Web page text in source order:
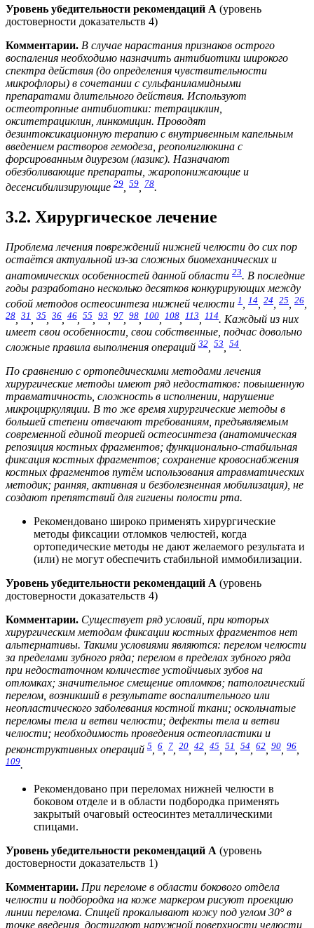
Уровень убедительности рекомендаций А (уровень
достоверности доказательств 4)
Комментарии. В случае нарастания признаков острого
воспаления необходимо назначить антибиотики широкого
спектра действия (до определения чувствительности
микрофлоры) в сочетании с сульфаниламидными
препаратами длительного действия. Используют
остеотропные антибиотики: тетрациклин,
окситетрациклин, линкомицин. Проводят
дезинтоксикационную терапию с внутривенным капельным
введением растворов гемодеза, реополиглюкина с
форсированным диурезом (лазикс). Назначают
обезболивающие препараты, жаропонижающие и
десенсибилизирующие 29 59 78.
3.2. Хирургическое лечение
Проблема лечения повреждений нижней челюсти до сих пор
остаётся актуальной из-за сложных биомеханических и
анатомических особенностей данной области 23. В последние
годы разработано несколько десятков конкурирующих между
собой методов остеосинтеза нижней челюсти 1 14 24 25 26
28 31 35 36 46 55 93 97 98 100 108 113 114. Каждый из них
имеет свои особенности, свои собственные, подчас довольно
сложные правила выполнения операций 32, 53, 54.
По сравнению с ортопедическими методами лечения
хирургические методы имеют ряд недостатков: повышенную
травматичность, сложность в исполнении, нарушение
микроциркуляции. В то же время хирургические методы в
большей степени отвечают требованиям, предъявляемым
современной единой теорией остеосинтеза (анатомическая
репозиция костных фрагментов; функционально-стабильная
фиксация костных фрагментов; сохранение кровоснабжения
костных фрагментов путём использования атравматических
методик; ранняя, активная и безболезненная мобилизация), не
создают препятствий для гигиены полости рта.
Рекомендовано широко применять хирургические
методы фиксации отломков челюстей, когда
ортопедические методы не дают желаемого результата и
(или) не могут обеспечить стабильной иммобилизации.
Уровень убедительности рекомендаций А (уровень
достоверности доказательств 4)
Комментарии. Существует ряд условий, при которых
хирургическим методам фиксации костных фрагментов нет
альтернативы. Такими условиями являются: перелом челюсти
за пределами зубного ряда; перелом в пределах зубного ряда
при недостаточном количестве устойчивых зубов на
отломках; значительное смещение отломков; патологический
перелом, возникший в результате воспалительного или
неопластического заболевания костной ткани; оскольчатые
переломы тела и ветви челюсти; дефекты тела и ветви
челюсти; необходимость проведения остеопластики и
реконструктивных операций 5 6 7 20 42 45 51 54 62 90 96
109.
Рекомендовано при переломах нижней челюсти в
боковом отделе и в области подбородка применять
закрытый очаговый остеосинтез металлическими
спицами.
Уровень убедительности рекомендаций А (уровень
достоверности доказательств 1)
Комментарии. При переломе в области бокового отдела
челюсти и подбородка на коже маркером рисуют проекцию
линии перелома. Спицей прокалывают кожу под углом 30° в
точке введения, достигают наружной поверхности челюсти